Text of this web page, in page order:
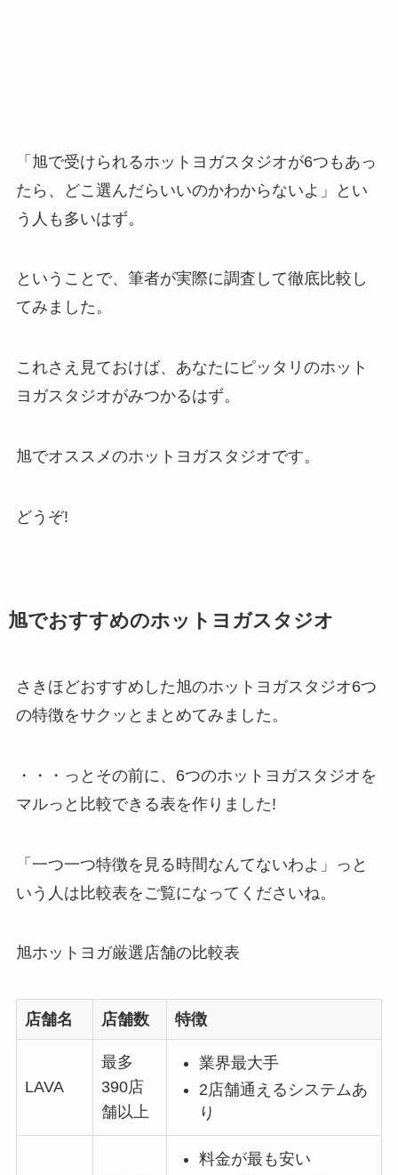
「旭で受けられるホットヨガスタジオが6つもあっ
たら、どこ選んだらいいのかわからないよ」とい
う人も多いはず。
ということで、筆者が実際に調査して徹底比較し
てみました。
これさえ見ておけば、あなたにピッタリのホット
ヨガスタジオがみつかるはず。
旭でオススメのホットヨガスタジオです。
どうぞ!
旭でおすすめのホットヨガスタジオ
さきほどおすすめした旭のホットヨガスタジオ6つ
の特徴をサクッとまとめてみました。
・・・っとその前に、6つのホットヨガスタジオを
マルっと比較できる表を作りました!
「一つ一つ特徴を見る時間なんてないわよ」っと
いう人は比較表をご覧になってくださいね。
旭ホットヨガ厳選店舗の比較表
店舗名 店舗数 特徴
LAVA
最多
390店
舗以上
業界最大手
2店舗通えるシステムあ
り
料金が最も安い